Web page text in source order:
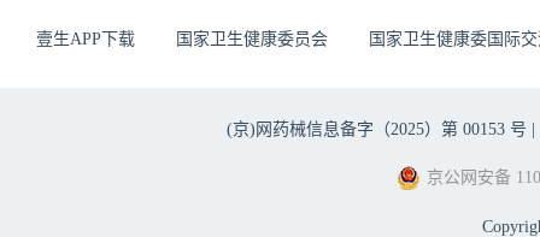
壹生APP下载 国家卫生健康委员会 国家卫生健康委国际
(京)网药械信息备字（2025）第 00153 号 |
京公网安备